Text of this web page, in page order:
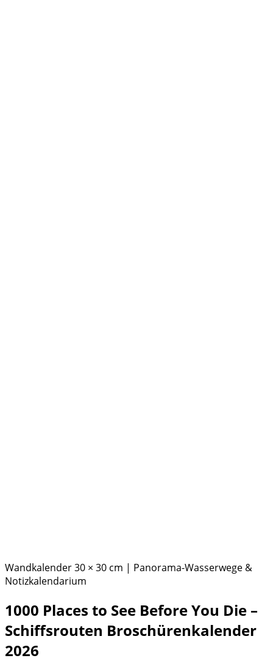
Wandkalender 30 × 30 cm | Panorama-Wasserwege &
Notizkalendarium
1000 Places to See Before You Die –
Schiffsrouten Broschürenkalender
2026